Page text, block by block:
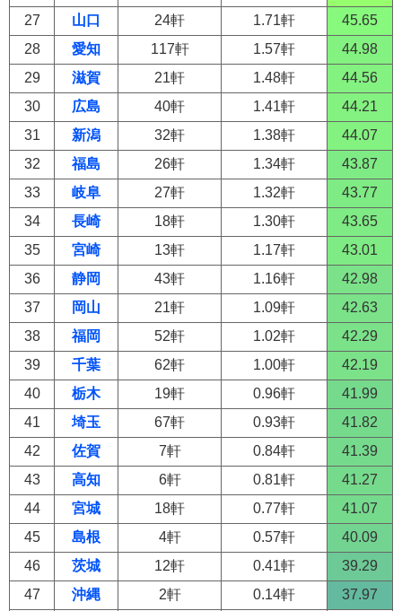
27
山口 24軒 1.71軒
45.65
28
愛知 117軒 1.57軒
44.98
29
滋賀 21軒 1.48軒
44.56
30
広島 40軒 1.41軒
44.21
31
新潟 32軒 1.38軒
44.07
32
福島 26軒 1.34軒
43.87
33
岐阜 27軒 1.32軒
43.77
34
長崎 18軒 1.30軒
43.65
35
宮崎 13軒 1.17軒
43.01
36
静岡 43軒 1.16軒
42.98
37
岡山 21軒 1.09軒
42.63
38
福岡 52軒 1.02軒
42.29
39
千葉 62軒 1.00軒
42.19
40
栃木 19軒 0.96軒
41.99
41
埼玉 67軒 0.93軒
41.82
42
佐賀 7軒 0.84軒
41.39
43
高知 6軒 0.81軒
41.27
44
宮城 18軒 0.77軒
41.07
45
島根 4軒 0.57軒
40.09
46
茨城 12軒 0.41軒
39.29
47
沖縄 2軒 0.14軒
37.97